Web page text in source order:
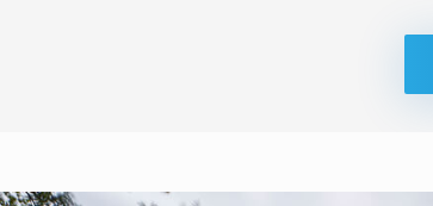
Estação base NOKIA